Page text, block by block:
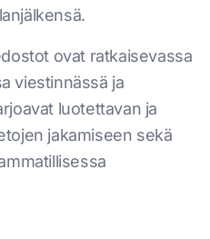
ovat ratkaisevassa
viestinnässä ja
luotettavan ja
jakamiseen sekä